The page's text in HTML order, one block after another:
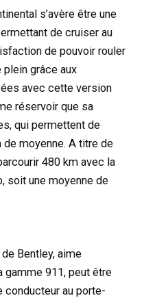
s’avère être une
de cruiser au
de pouvoir rouler
grâce aux
avec cette version
réservoir que sa
qui permettent de
moyenne. A titre de
480 km avec la
soit une moyenne de
Bentley, aime
gamme 911, peut être
conducteur au porte-